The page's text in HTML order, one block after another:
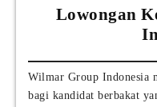
Lowongan
Wilmar Group Indonesia
bagi kandidat berbakat